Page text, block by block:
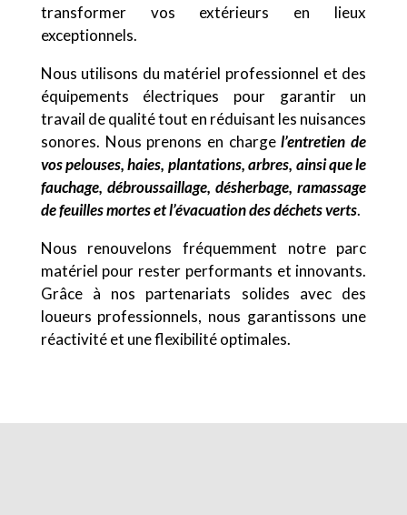
transformer vos extérieurs en lieux
exceptionnels.
Nous utilisons du matériel professionnel et des
équipements électriques pour garantir un
travail de qualité tout en réduisant les nuisances
sonores. Nous prenons en chargel’entretien de
vos pelouses, haies, plantations, arbres, ainsi que le
fauchage, débroussaillage, désherbage, ramassage
de feuilles mortes et l’évacuation des déchets verts.
Nous renouvelons fréquemment notre parc
matériel pour rester performants et innovants.
Grâce à nos partenariats solides avec des
loueurs professionnels, nous garantissons une
réactivité et une flexibilité optimales.